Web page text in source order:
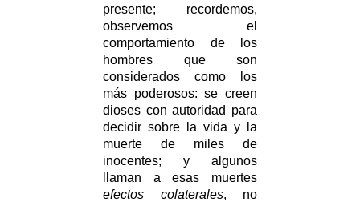
presente; recordemos,
observemos el
comportamiento de los
hombres que son
considerados como los
más poderosos: se creen
dioses con autoridad para
decidir sobre la vida y la
muerte de miles de
inocentes; y algunos
llaman a esas muertes
efectos colaterales, no